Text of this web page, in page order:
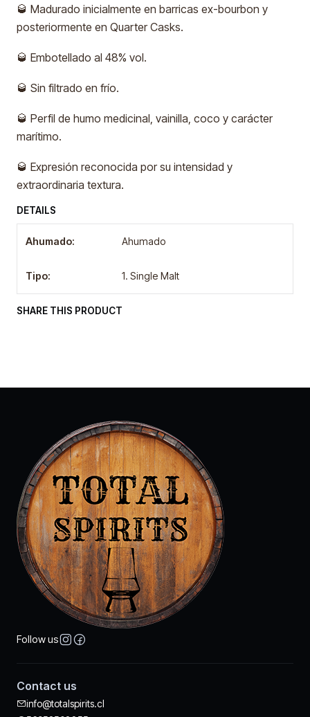
🥃 Madurado inicialmente en barricas ex-bourbon y
posteriormente en Quarter Casks.
🥃 Embotellado al 48% vol.
🥃 Sin filtrado en frío.
🥃 Perfil de humo medicinal, vainilla, coco y carácter
marítimo.
🥃 Expresión reconocida por su intensidad y
extraordinaria textura.
DETAILS
Ahumado: Ahumado
Tipo: 1. Single Malt
SHARE THIS PRODUCT
Follow us
Contact us
info@totalspirits.cl